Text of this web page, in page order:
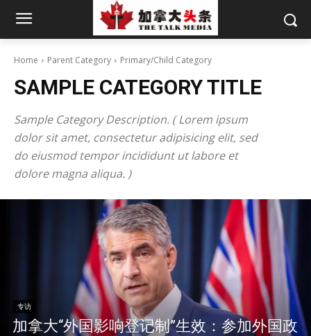
Home Parent Category Primary/Child Category
SAMPLE CATEGORY TITLE
Sample Category Description. ( Lorem ipsum
dolor sit amet, consectetur adipisicing elit, sed
do eiusmod tempor incididunt ut labore et
dolore magna aliqua. )
专访
加拿大“外国影响登记制”生效：参加外国政